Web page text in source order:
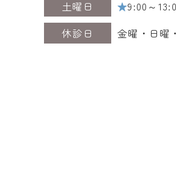
土曜日 ★9:00～
休診日
金曜・日曜